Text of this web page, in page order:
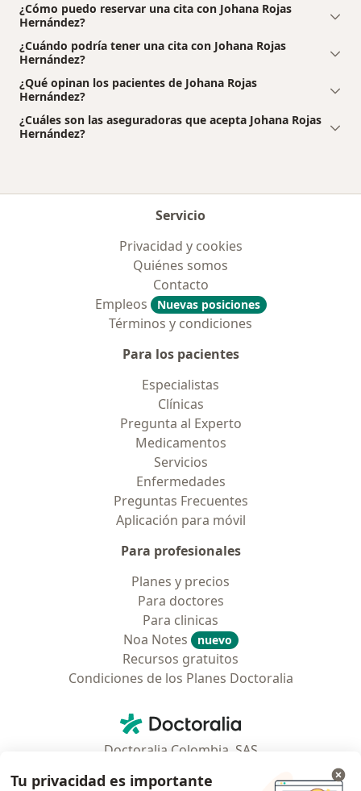
¿Cómo puedo reservar una cita con Johana Rojas
Hernández?
¿Cuándo podría tener una cita con Johana Rojas
Hernández?
¿Qué opinan los pacientes de Johana Rojas
Hernández?
¿Cuáles son las aseguradoras que acepta Johana Rojas
Hernández?
Servicio
Privacidad y cookies
Quiénes somos
Contacto
Empleos
Nuevas posiciones
Términos y condiciones
Para los pacientes
Especialistas
Clínicas
Pregunta al Experto
Medicamentos
Servicios
Enfermedades
Preguntas Frecuentes
Aplicación para móvil
Para profesionales
Planes y precios
Para doctores
Para clinicas
Noa Notes
nuevo
Recursos gratuitos
Condiciones de los Planes Doctoralia
Doctoralia - Página de inicio
Doctoralia Colombia, SAS
Tu privacidad es importante